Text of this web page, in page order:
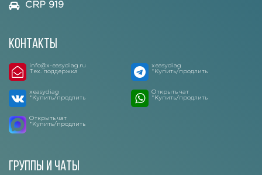
CRP 919
Контакты
info@x-easydiag.ru
Тех. поддержка
xeasydiag
*Купить/продлить
xeasydiag
*Купить/продлить
Открыть чат
*Купить/продлить
Открыть чат
*Купить/продлить
Группы и чаты